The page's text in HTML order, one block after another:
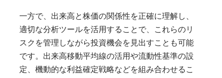
一方で、出来高と株価の関係性を正確に理解し、
適切な分析ツールを活用することで、これらのリ
スクを管理しながら投資機会を見出すことも可能
です。出来高移動平均線の活用や流動性基準の設
定、機動的な利益確定戦略などを組み合わせるこ